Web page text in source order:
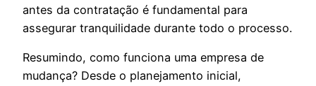
antes da contratação é fundamental para
assegurar tranquilidade durante todo o processo.
Resumindo, como funciona uma empresa de
mudança? Desde o planejamento inicial,